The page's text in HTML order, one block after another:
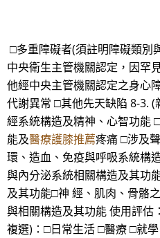
□多重障礙者(須註明障礙類別與
中央衛生主管機關認定，因罕
他經中央主管機關認定之身心
代謝異常 □其他先天缺陷 8-3.
經系統構造及精神、心智功能
能及醫療護膝推薦疼痛 □涉及
環、造血、免疫與呼吸系統構
與內分泌系統相關構造及其功
及其功能□神 經、肌肉、骨骼
與相關構造及其功能 使用評估
複選)：□日常生活 □醫療 □就